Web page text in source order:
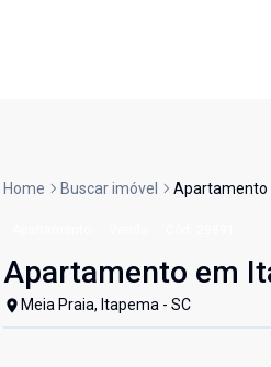
Home Buscar imóvel Apartamento
Apartamento em
Meia Praia, Itapema - SC